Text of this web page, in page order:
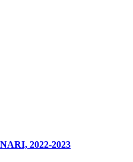
2022-2023